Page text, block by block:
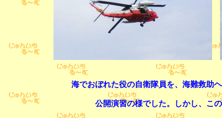
海でおぼれた役の自衛隊員を、海難救助
公開演習の様でした。しかし、こ